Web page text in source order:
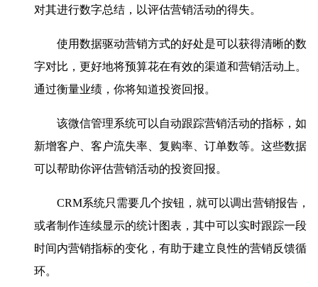
对其进行数字总结，以评估营销活动的得失。
使用数据驱动营销方式的好处是可以获得清晰的数
字对比，更好地将预算花在有效的渠道和营销活动上。
通过衡量业绩，你将知道投资回报。
该微信管理系统可以自动跟踪营销活动的指标，如
新增客户、客户流失率、复购率、订单数等。这些数据
可以帮助你评估营销活动的投资回报。
CRM系统只需要几个按钮，就可以调出营销报告，
或者制作连续显示的统计图表，其中可以实时跟踪一段
时间内营销指标的变化，有助于建立良性的营销反馈循
环。